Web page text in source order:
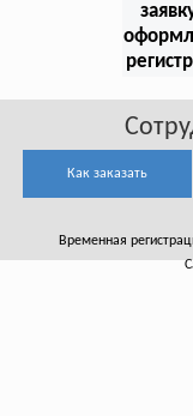
Как заказать
Временная